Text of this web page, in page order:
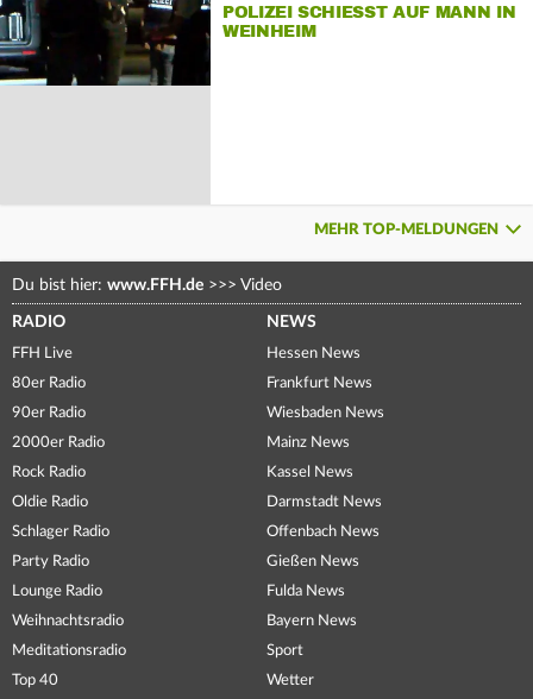
POLIZEI SCHIESST AUF MANN IN W
EINHEIM
MEHR TOP-MELDUNGEN
Du bist hier: www.FFH.de >>> Video
RADIO
FFH Live
80er Radio
90er Radio
2000er Radio
Rock Radio
Oldie Radio
Schlager Radio
Party Radio
Lounge Radio
Weihnachtsradio
Meditationsradio
Top 40
NEWS
Hessen News
Frankfurt News
Wiesbaden News
Mainz News
Kassel News
Darmstadt News
Offenbach News
Gießen News
Fulda News
Bayern News
Sport
Wetter